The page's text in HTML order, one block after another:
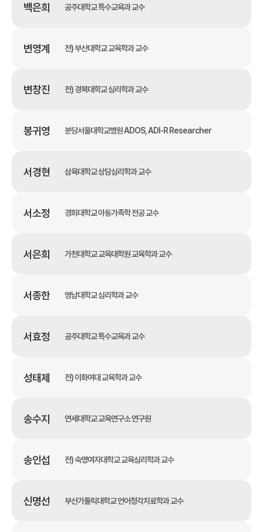
백은희 공주대학교 특수교육과 교수
변영계 전) 부산대학교 교육학과 교수
변창진 전) 경북대학교 심리학과 교수
봉귀영 분당서울대학교병원 ADOS, ADI-R Researcher
서경현 삼육대학교 상담심리학과 교수
서소정 경희대학교 아동가족학 전공 교수
서은희 가천대학교 교육대학원 교육학과 교수
서종한 영남대학교 심리학과 교수
서효정 공주대학교 특수교육과 교수
성태제 전) 이화여대 교육학과 교수
송수지 연세대학교 교육연구소 연구원
송인섭 전) 숙명여자대학교 교육심리학과 교수
신명선 부산가톨릭대학교 언어청각치료학과 교수